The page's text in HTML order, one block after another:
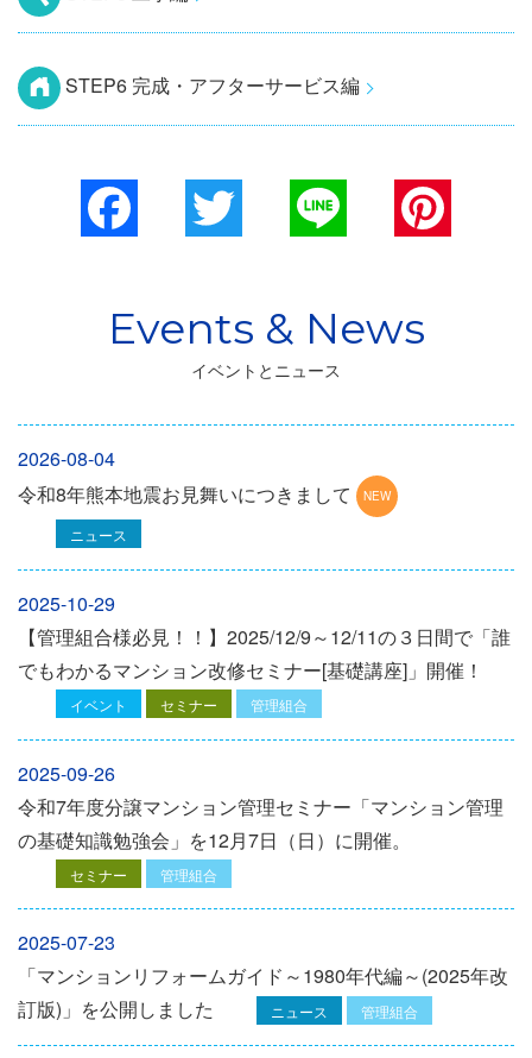
STEP6 完成・アフターサービス編
Facebook
イベントとニュース
2026-08-04
令和8年熊本地震お見舞いにつきまして
ニュース
2025-10-29
【管理組合様必見！！】2025/12/9～12/11の３日間で「誰
でもわかるマンション改修セミナー[基礎講座]」開催！
イベント セミナー 管理組合
2025-09-26
令和7年度分譲マンション管理セミナー「マンション管理
の基礎知識勉強会」を12⽉7⽇（⽇）に開催。
セミナー 管理組合
2025-07-23
「マンションリフォームガイド～1980年代編～(2025年改
訂版)」を公開しました
ニュース 管理組合